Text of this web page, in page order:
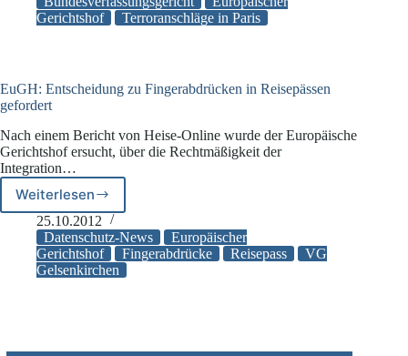
auf
Anschlägen
Gerichtshof
Terroranschläge in Paris
EuGH: Entscheidung zu Fingerabdrücken in Reisepässen
gefordert
Nach einem Bericht von Heise-Online wurde der Europäische
Gerichtshof ersucht, über die Rechtmäßigkeit der
Integration…
Weiterlesen
EuGH:
Entscheidung
zu
Fingerabdrücken
in
25.10.2012
Datenschutz-News
Europäischer
Gerichtshof
Fingerabdrücke Reisepass
VG
Gelsenkirchen